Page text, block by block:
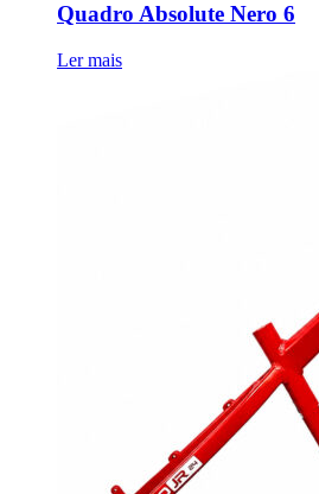
Quadro Absolute Nero 6
Ler mais